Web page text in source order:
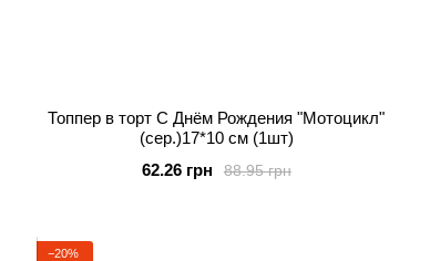
Топпер в торт С Днём Рождения "Мотоцикл"
(сер.)17*10 см (1шт)
88.95 грн
62.26 грн
−20%